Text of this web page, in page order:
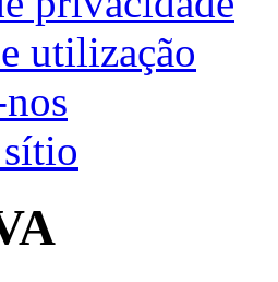
utilização